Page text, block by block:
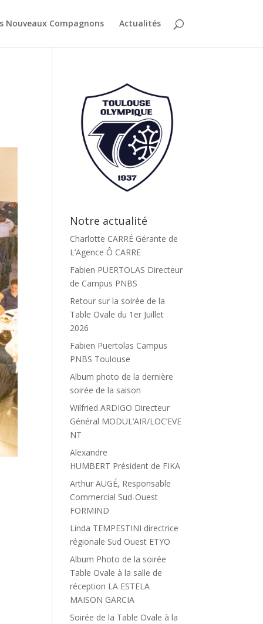
Nouveaux Compagnons Actualités
Notre actualité
Charlotte CARRÉ Gérante de
L’Agence Ô CARRE
Fabien PUERTOLAS Directeur
de Campus PNBS
Retour sur la soirée de la
Table Ovale du 1er Juillet
2026
Fabien Puertolas Campus
PNBS Toulouse
Album photo de la dernière
soirée de la saison
Wilfried ARDIGO Directeur
Général MODUL’AIR/LOC’EVE
NT
Alexandre
HUMBERT Président de FIKA
Arthur AUGÉ, Responsable
Commercial Sud-Ouest
FORMIND
Linda TEMPESTINI directrice
régionale Sud Ouest ETYO
Album Photo de la soirée
Table Ovale à la salle de
réception LA ESTELA
MAISON GARCIA
Soirée de la Table Ovale à la